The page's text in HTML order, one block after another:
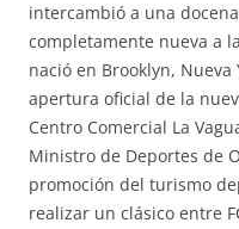
intercambió a una
completamente nueva a
nació en Brooklyn,
apertura oficial de la
Centro Comercial La
Ministro de Deportes de
promoción del turismo
realizar un clásico entre